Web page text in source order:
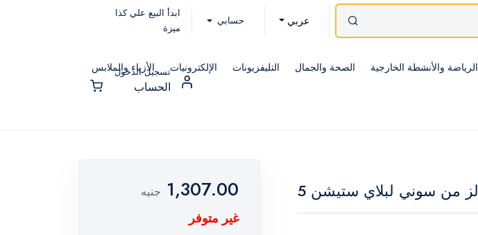
عربي حسابي
ابدأ البيع علي كذا
ميزة
الرياضة والأنشطة الخارجية الصحة والجمال التليفزيونات الإلكترونيات الأزياء والملابس
تسجيل الدخول
الحساب
من سوني لبلاي ستيشن 5 1,307.00 جنيه
غير متوفر